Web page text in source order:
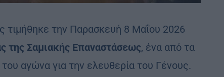
τιμήθηκε την Παρασκευή 8 Μαΐου 2026
της Σαμιακής Επαναστάσεως, ένα από τα
αγώνα για την ελευθερία του Γένους.